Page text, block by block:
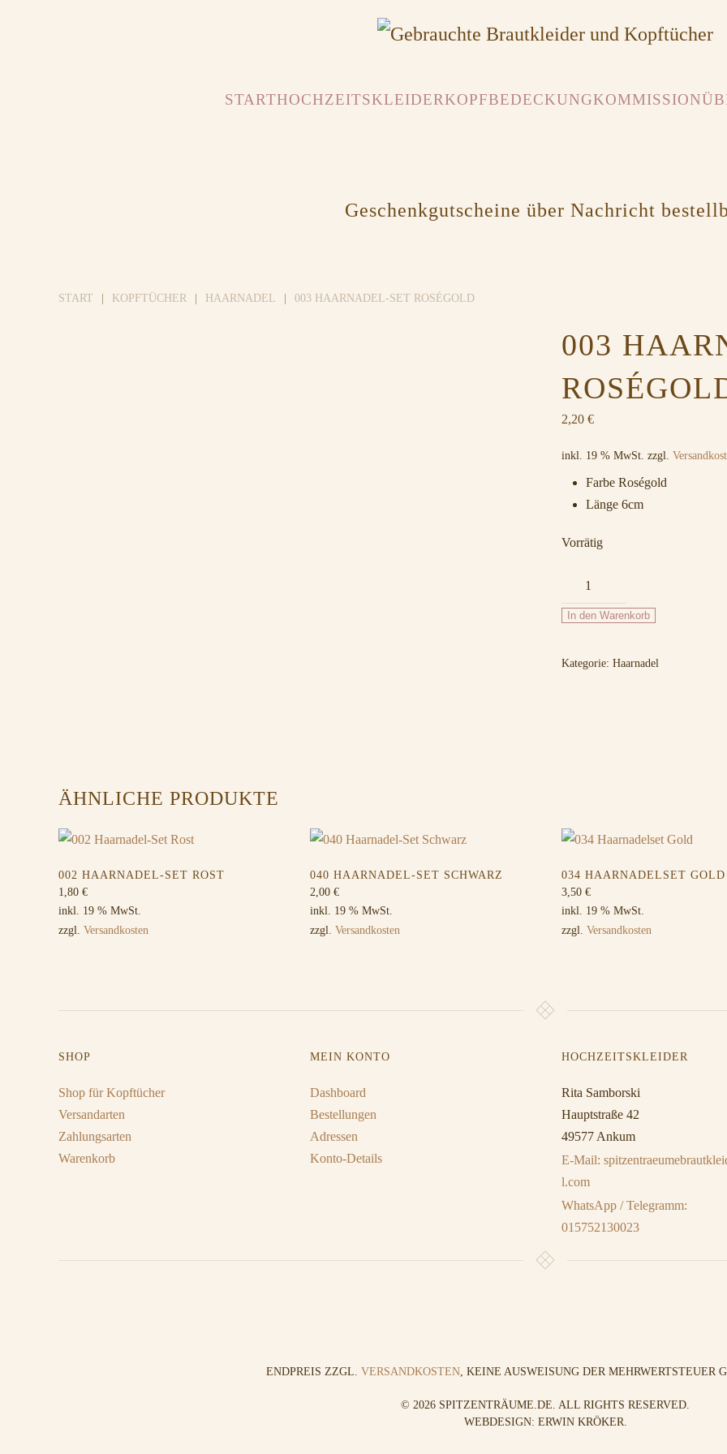
STARTHOCHZEITSKLEIDERKOPFBEDECKUNGKOMMISSION
Geschenkgutscheine über Nachricht
START KOPFTÜCHER HAARNADEL 003 HAARNADEL-SET ROSÉGOLD
003
2,20 €
inkl. 19 % MwSt. zzgl.
Farbe Roségold
Länge 6cm
Vorrätig
Haarnadel-
Set
Menge
In den Warenkorb
Kategorie: Haarnadel
ÄHNLICHE PRODUKTE
002 HAARNADEL-SET ROST
1,80 €
inkl. 19 % MwSt.
zzgl. Versandkosten
040 HAARNADEL-SET SCHWARZ
2,00 €
inkl. 19 % MwSt.
zzgl. Versandkosten
034 HAARNADELSET GOLD
3,50 €
inkl. 19 % MwSt.
zzgl. Versandkosten
SHOP
Shop für Kopftücher
Versandarten
Zahlungsarten
Warenkorb
MEIN KONTO
Dashboard
Bestellungen
Adressen
Konto-Details
HOCHZEITSKLEIDER
Rita Samborski
Hauptstraße 42
49577 Ankum
E-Mail:
l.com
WhatsApp / Telegramm:
015752130023
ENDPREIS ZZGL. VERSANDKOSTEN, KEINE AUSWEISUNG DER MEHRWERTSTEUER
© 2026 SPITZENTRÄUME.DE. ALL RIGHTS RESERVED.
WEBDESIGN: ERWIN KRÖKER